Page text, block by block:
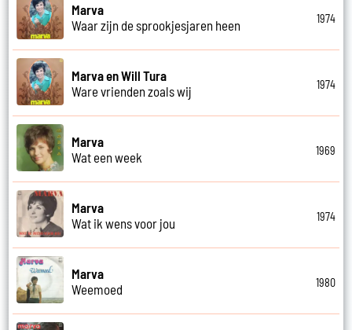
Marva
Waar zijn de sprookjesjaren heen
1974
Marva en Will Tura
Ware vrienden zoals wij
1974
Marva
Wat een week
1969
Marva
Wat ik wens voor jou
1974
Marva
Weemoed
1980